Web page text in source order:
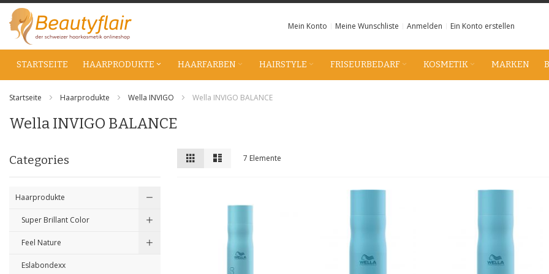
Zum
Inhalt
Mein Konto Meine Wunschliste Anmelden Ein Konto erstellen
STARTSEITE HAARPRODUKTE HAARFARBEN HAIRSTYLE FRISEURBEDARF KOSMETIK MARKEN
Startseite Haarprodukte Wella INVIGO Wella INVIGO BALANCE
Wella INVIGO BALANCE
Anzeigen
als
7 Elemente
Categories
Haarprodukte
Super Brillant Color
Feel Nature
Eslabondexx